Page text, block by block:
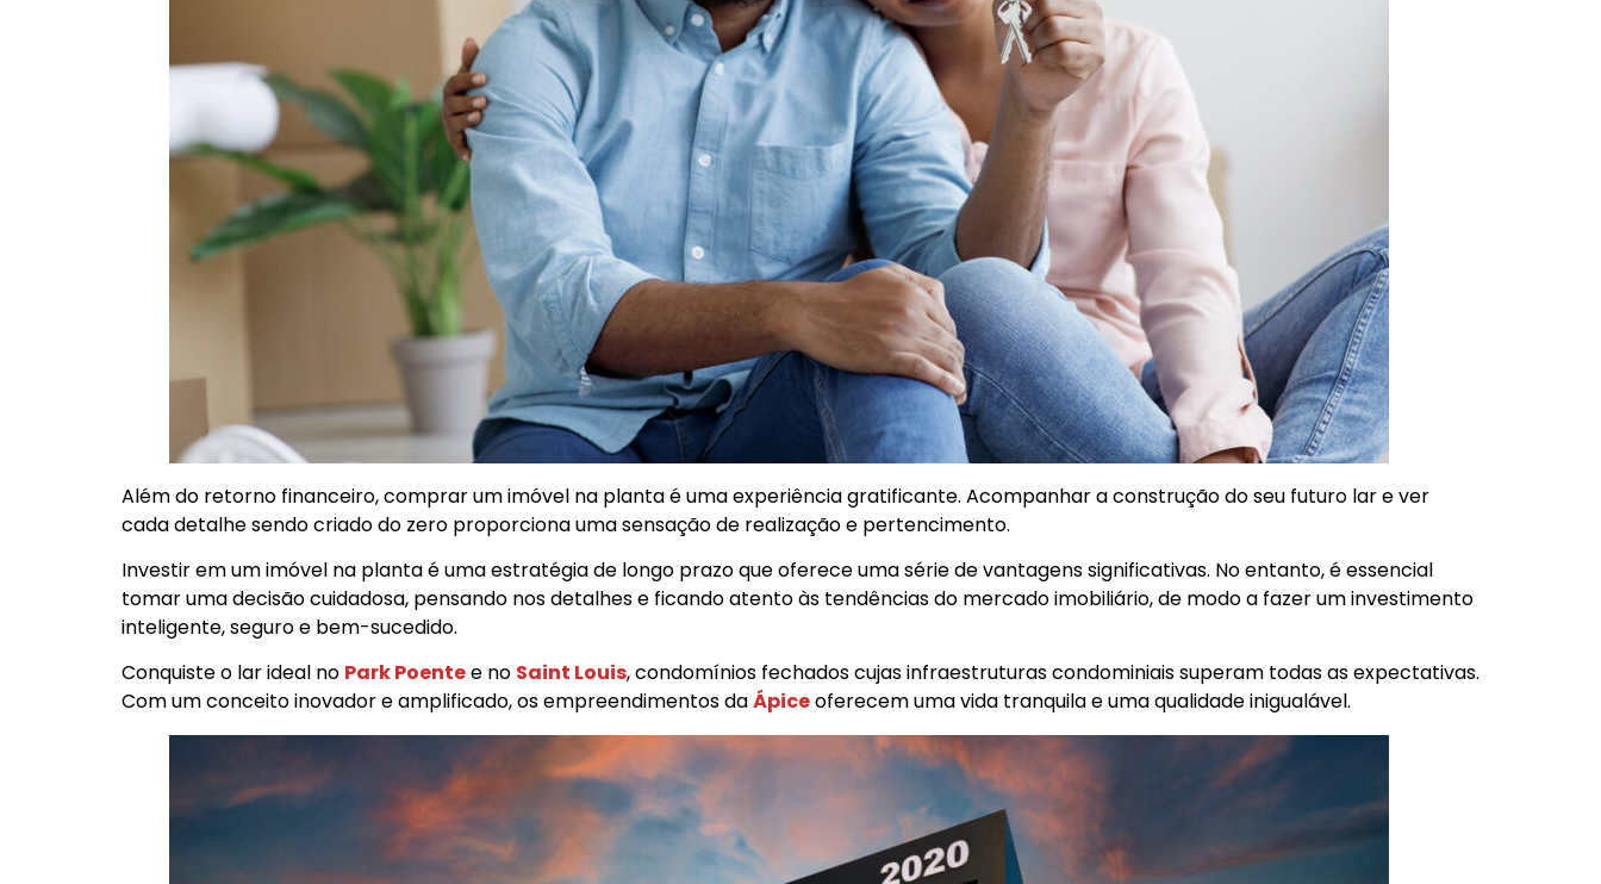
Além do retorno financeiro, comprar um imóvel na planta é uma experiência gratificante. Acompanhar a construção do seu futuro lar e ver
cada detalhe sendo criado do zero proporciona uma sensação de realização e pertencimento.
Investir em um imóvel na planta é uma estratégia de longo prazo que oferece uma série de vantagens significativas. No entanto, é essencial
tomar uma decisão cuidadosa, pensando nos detalhes e ficando atento às tendências do mercado imobiliário, de modo a fazer um investimento
inteligente, seguro e bem-sucedido.
Conquiste o lar ideal no Park Poentee no Saint Louis, condomínios fechados cujas infraestruturas condominiais superam todas as expectativas.
Com um conceito inovador e amplificado, os empreendimentos daÁpiceoferecem uma vida tranquila e uma qualidade inigualável.